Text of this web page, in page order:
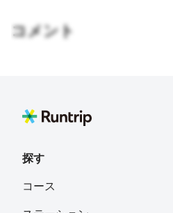
コメント
探す
コース